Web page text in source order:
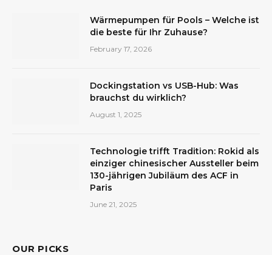
Wärmepumpen für Pools – Welche ist
die beste für Ihr Zuhause?
February 17, 2026
Dockingstation vs USB-Hub: Was
brauchst du wirklich?
August 1, 2025
Technologie trifft Tradition: Rokid als
einziger chinesischer Aussteller beim
130-jährigen Jubiläum des ACF in
Paris
June 21, 2025
OUR PICKS